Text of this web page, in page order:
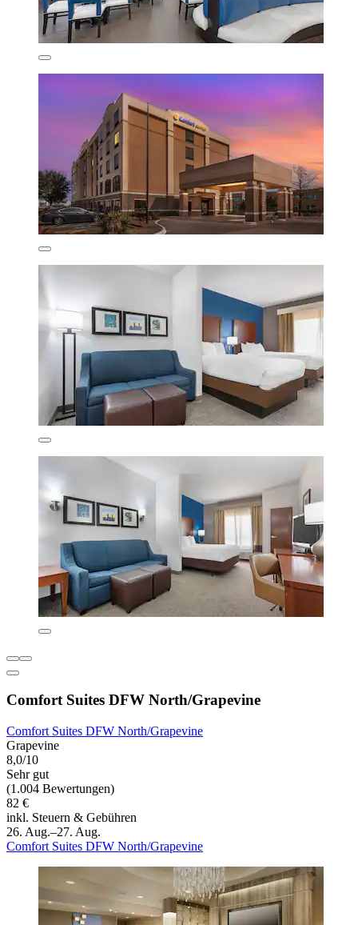
Comfort Suites DFW North/Grapevine
Comfort Suites DFW North/Grapevine
Grapevine
8,0/10
Sehr gut
(1.004 Bewertungen)
82 €
inkl. Steuern & Gebühren
26. Aug.–27. Aug.
Comfort Suites DFW North/Grapevine